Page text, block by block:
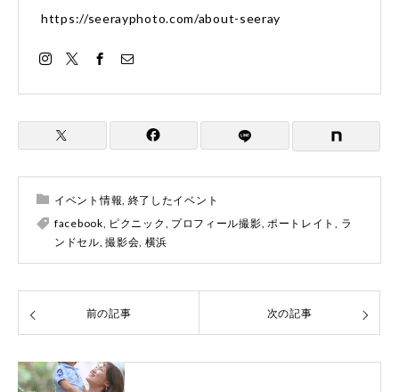
https://seerayphoto.com/about-seeray
イベント情報, 終了したイベント
facebook, ピクニック , プロフィール撮影, ポートレイト, ラ
ンドセル,撮影会, 横浜
前の記事 次の記事